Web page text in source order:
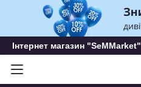
Інтернет магазин "SeMMarket"